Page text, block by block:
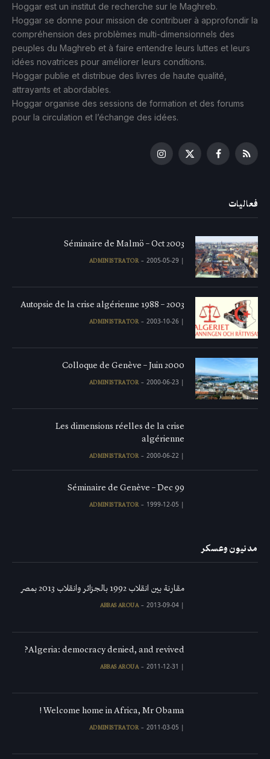
Hoggar est un institut de recherche sur le Maghreb.
Hoggar se donne pour mission de contribuer à approfondir la
compréhension des problèmes multi-dimensionnels des
peuples du Maghreb et à faire entendre leurs luttes et leurs
idées novatrices pour améliorer leurs conditions.
Hoggar publie et distribue des livres de haute qualité,
attrayants et abordables.
Hoggar organise des sessions de formation et des forums
pour la circulation et l’échange des idées.
RSS
Facebook
X
Instagram
فعاليات
Séminaire de Malmö – Oct 2003
|
ADMINISTRATOR 2005-05-29
Autopsie de la crise algérienne 1988 – 2003
|
ADMINISTRATOR 2003-10-26
Colloque de Genève – Juin 2000
|
ADMINISTRATOR 2000-06-23
Les dimensions réelles de la crise
algérienne
|
ADMINISTRATOR 2000-06-22
Séminaire de Genève – Dec 99
|
ADMINISTRATOR 1999-12-05
مدنيون وعسكر
مقارنة بين انقلاب 1992 بالجزائر وانقلاب 2013 بمصر
|
ABBAS AROUA 2013-09-04
Algeria: democracy denied, and revived?
|
ABBAS AROUA 2011-12-31
Welcome home in Africa, Mr Obama !
|
ADMINISTRATOR 2011-03-05